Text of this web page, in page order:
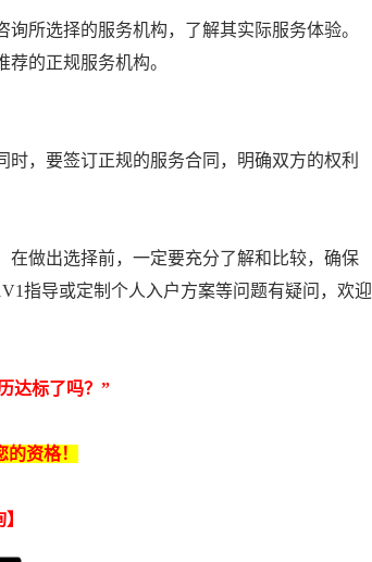
所选择的服务机构，了解其实际服务体验。
的正规服务机构。
，要签订正规的服务合同，明确双方的权利
在做出选择前，一定要充分了解和比较，确保
指导或定制个人入户方案等问题有疑问，欢迎
达标了吗？ ”
资格！
】